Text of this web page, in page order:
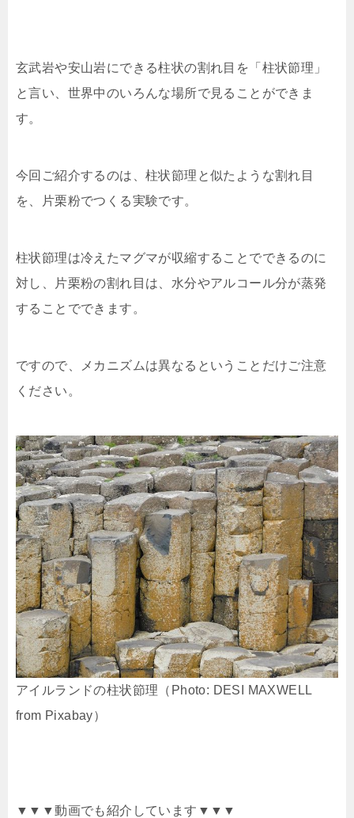
玄武岩や安山岩にできる柱状の割れ目を「柱状節理」
と言い、世界中のいろんな場所で見ることができま
す。
今回ご紹介するのは、柱状節理と似たような割れ目
を、片栗粉でつくる実験です。
柱状節理は冷えたマグマが収縮することでできるのに
対し、片栗粉の割れ目は、水分やアルコール分が蒸発
することでできます。
ですので、メカニズムは異なるということだけご注意
ください。
アイルランドの柱状節理（Photo: DESI MAXWELL
from Pixabay）
▼▼▼動画でも紹介しています▼▼▼